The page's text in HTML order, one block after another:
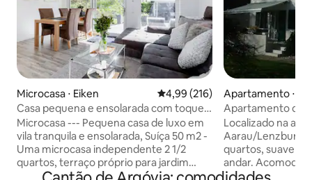
Microcasa ⋅ Eiken 4,99 de uma avaliação média de
4,99 (216)
Casa pequena e ensolarada com toque
japonês
Microcasa --- Pequena casa de luxo em
vila tranquila e ensolarada, Suíça 50 m2 -
Uma microcasa independente 2 1/2
quartos, terraço próprio para jardim
Estacionamento gratuito O melhor
Apartamento ⋅
Apartamento de
SBB e A1
Localizado na
Aarau/Lenzburg,
quartos,
andar.
Casa de dois